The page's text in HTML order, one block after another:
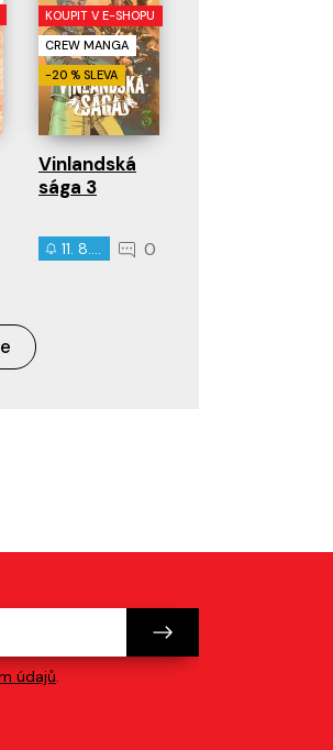
KOUPIT V E-SHOPU
CREW MANGA
-20 % SLEVA
Vinlandská
sága 3
11. 8. 2026 0
údajů.